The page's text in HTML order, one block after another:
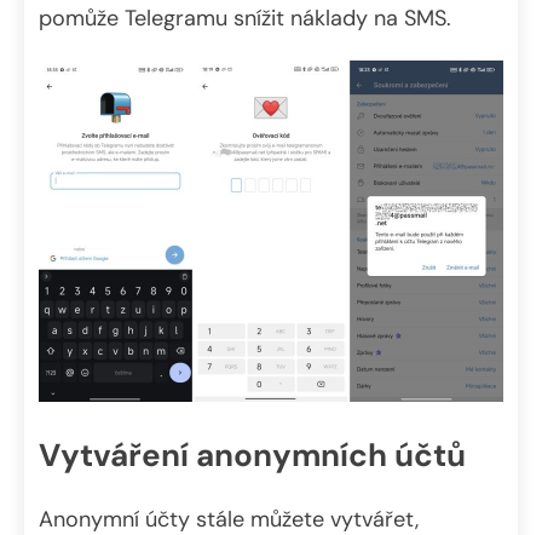
pomůže Telegramu snížit náklady na SMS.
Vytváření anonymních účtů
Anonymní účty stále můžete vytvářet,